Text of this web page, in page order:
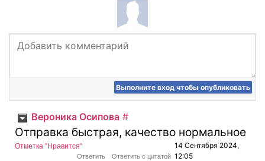
Вероника Осипова #
Отправка быстрая, качество нормальное
Отметка "Нравится"
Ответить Ответить с цитатой
14 Сентября 2024,
12:05